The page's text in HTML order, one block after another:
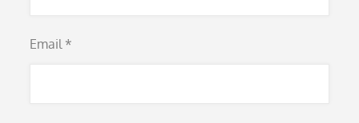
Email *